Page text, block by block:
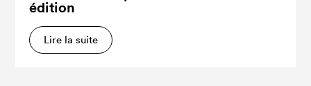
édition
Lire la suite